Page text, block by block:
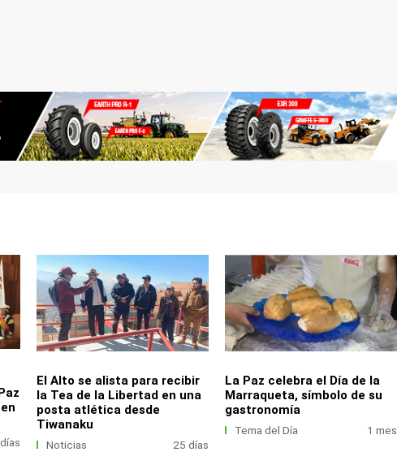
El Alto se alista para recibir
la Tea de la Libertad en una
posta atlética desde
Tiwanaku
Noticias 25 días
La Paz celebra el Día de la
Marraqueta, símbolo de su
gastronomía
Tema del Día 1 mes